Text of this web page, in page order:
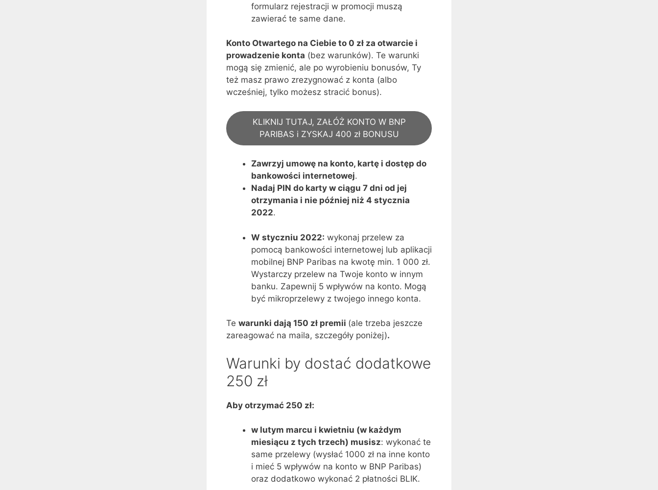
formularz rejestracji w promocji muszą
zawierać te same dane.
Konto Otwartego na Ciebie to 0 zł za otwarcie i
prowadzenie konta (bez warunków). Te warunki
mogą się zmienić, ale po wyrobieniu bonusów, Ty
też masz prawo zrezygnować z konta (albo
wcześniej, tylko możesz stracić bonus).
KLIKNIJ TUTAJ, ZAŁÓŻ KONTO W BNP
PARIBAS i ZYSKAJ 400 zł BONUSU
Zawrzyj umowę na konto, kartę i dostęp do
bankowości internetowej.
Nadaj PIN do karty w ciągu 7 dni od jej
otrzymania i nie później niż 4 stycznia
2022.
W styczniu 2022: wykonaj przelew za
pomocą bankowości internetowej lub aplikacji
mobilnej BNP Paribas na kwotę min. 1 000 zł.
Wystarczy przelew na Twoje konto w innym
banku. Zapewnij 5 wpływów na konto. Mogą
być mikroprzelewy z twojego innego konta.
Te warunki dają 150 zł premii (ale trzeba jeszcze
zareagować na maila, szczegóły poniżej).
Warunki by dostać dodatkowe
250 zł
Aby otrzymać 250 zł:
w lutym marcu i kwietniu (w każdym
miesiącu z tych trzech) musisz: wykonać te
same przelewy (wysłać 1000 zł na inne konto
i mieć 5 wpływów na konto w BNP Paribas)
oraz dodatkowo wykonać 2 płatności BLIK.